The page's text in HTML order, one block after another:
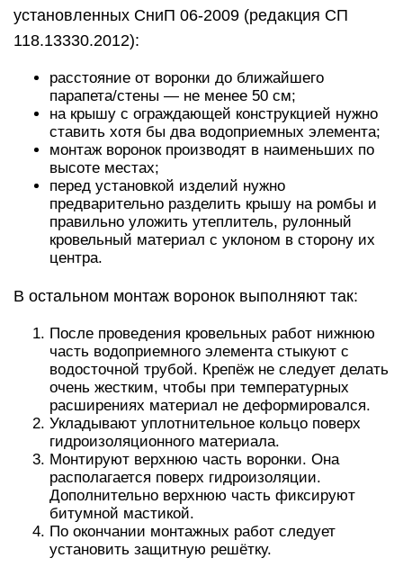
установленных СниП 06-2009 (редакция СП
118.13330.2012):
расстояние от воронки до ближайшего
парапета/стены — не менее 50 см;
на крышу с ограждающей конструкцией нужно
ставить хотя бы два водоприемных элемента;
монтаж воронок производят в наименьших по
высоте местах;
перед установкой изделий нужно
предварительно разделить крышу на ромбы и
правильно уложить утеплитель, рулонный
кровельный материал с уклоном в сторону их
центра.
В остальном монтаж воронок выполняют так:
После проведения кровельных работ нижнюю
часть водоприемного элемента стыкуют с
водосточной трубой. Крепёж не следует делать
очень жестким, чтобы при температурных
расширениях материал не деформировался.
Укладывают уплотнительное кольцо поверх
гидроизоляционного материала.
Монтируют верхнюю часть воронки. Она
располагается поверх гидроизоляции.
Дополнительно верхнюю часть фиксируют
битумной мастикой.
По окончании монтажных работ следует
установить защитную решётку.